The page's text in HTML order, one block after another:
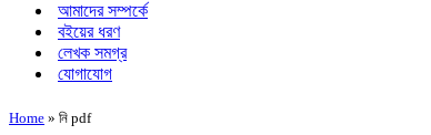
আমাদের সম্পর্কে
বইয়ের ধরণ
লেখক সমগ্র
যোগাযোগ
Home » নি pdf